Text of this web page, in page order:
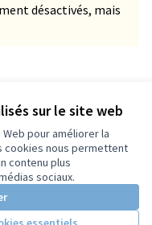
sur le site web
pour améliorer la
cookies nous permettent
contenu plus
sociaux.
désactivés, mais
10-1244